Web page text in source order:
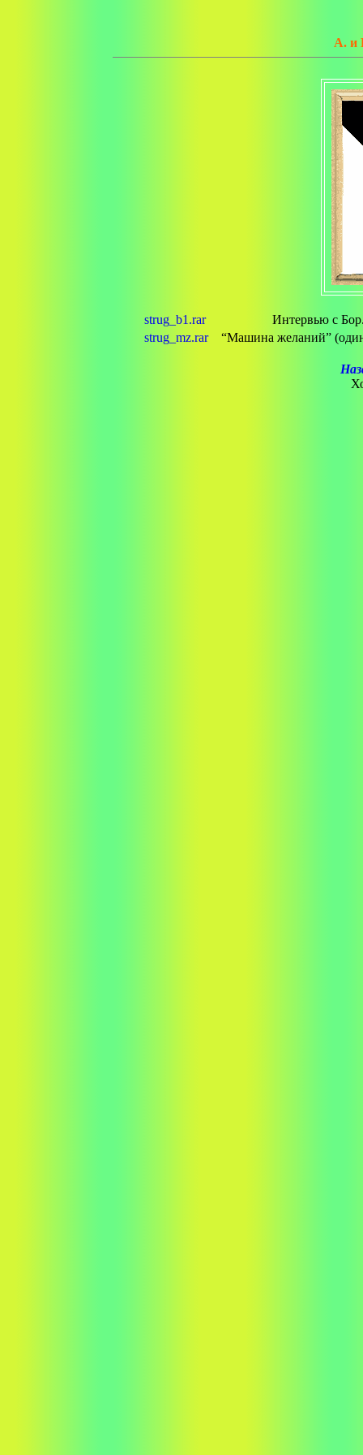
А. и
strug_b1.rar
Интервью с
strug_mz.rar
“Машина желаний”